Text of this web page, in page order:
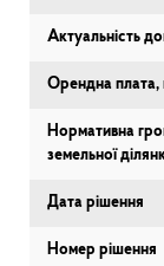
Актуальність
Орендна плата,
Нормативна
земельної
Дата рішення
Номер рішення